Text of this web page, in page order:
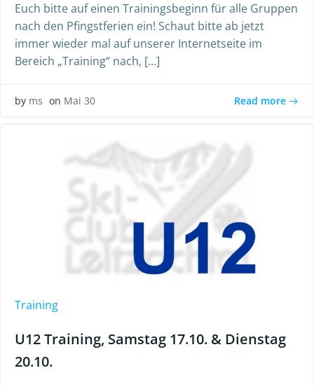
Euch bitte auf einen Trainingsbeginn für alle Gruppen
nach den Pfingstferien ein! Schaut bitte ab jetzt
immer wieder mal auf unserer Internetseite im
Bereich „Training“ nach, […]
by ms on Mai 30 Read more
Training
U12 Training, Samstag 17.10. & Dienstag
20.10.